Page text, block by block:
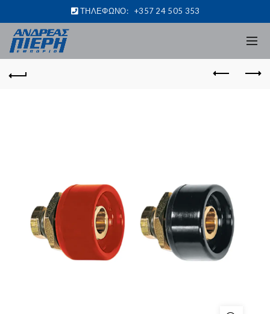
ΤΗΛΕΦΩΝΟ: +357 24 505 353